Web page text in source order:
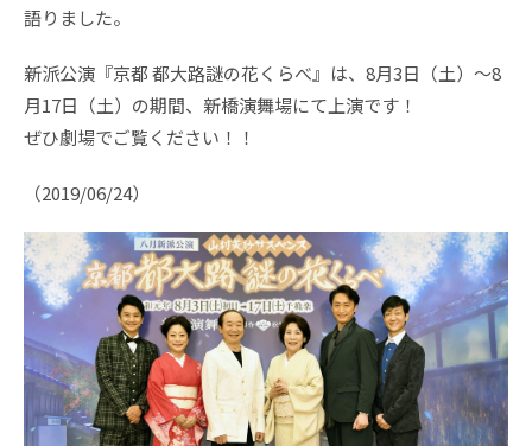
語りました。
新派公演『京都 都大路謎の花くらべ』は、8月3日（土）～8
月17日（土）の期間、新橋演舞場にて上演です！
ぜひ劇場でご覧ください！！
（2019/06/24）